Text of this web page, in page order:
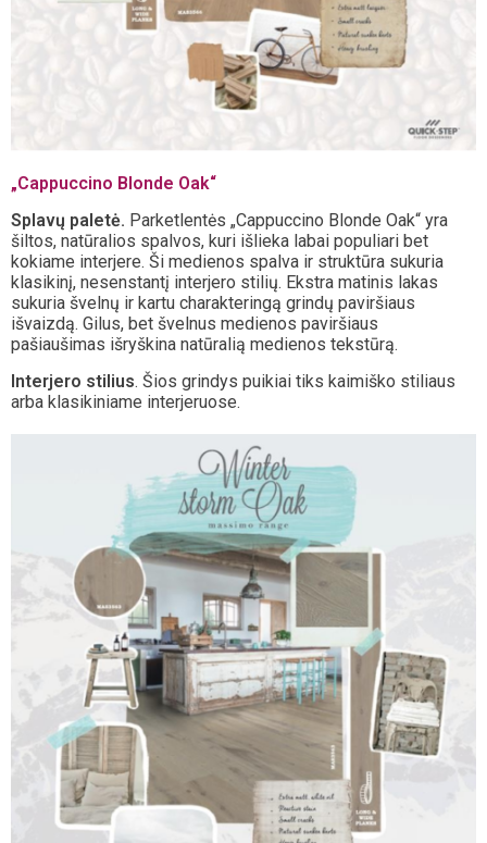
„Cappuccino Blonde Oak“
Splavų paletė. Parketlentės „Cappuccino Blonde Oak“ yra
šiltos, natūralios spalvos, kuri išlieka labai populiari bet
kokiame interjere. Ši medienos spalva ir struktūra sukuria
klasikinį, nesenstantį interjero stilių. Ekstra matinis lakas
sukuria švelnų ir kartu charakteringą grindų paviršiaus
išvaizdą. Gilus, bet švelnus medienos paviršiaus
pašiaušimas išryškina natūralią medienos tekstūrą.
Interjero stilius. Šios grindys puikiai tiks kaimiško stiliaus
arba klasikiniame interjeruose.